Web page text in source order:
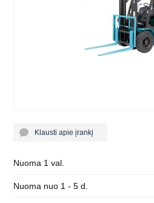
Klausti apie įrankį
Nuoma 1 val.
Nuoma nuo 1 - 5 d.